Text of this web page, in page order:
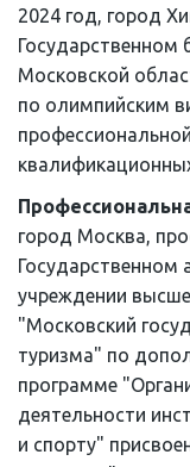
2024 год, город
Московской
по олимпийским
город Москва,
учреждении
"Московский
туризма" по
программе
деятельности
и спорту"